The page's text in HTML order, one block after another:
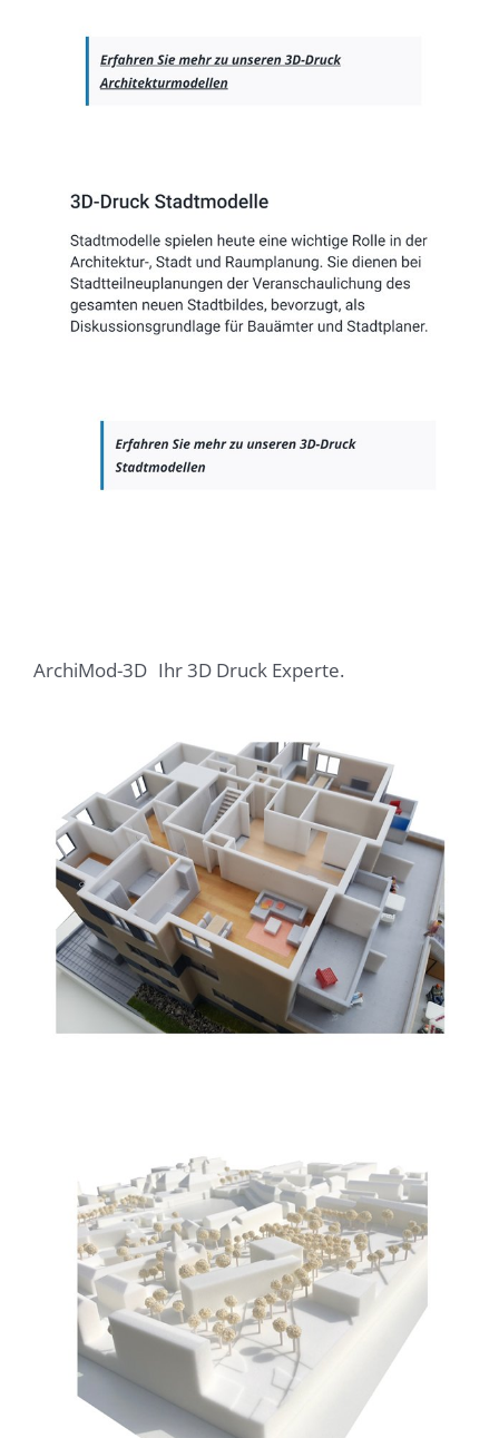
ArchiMod-3D Ihr 3D Druck Experte.